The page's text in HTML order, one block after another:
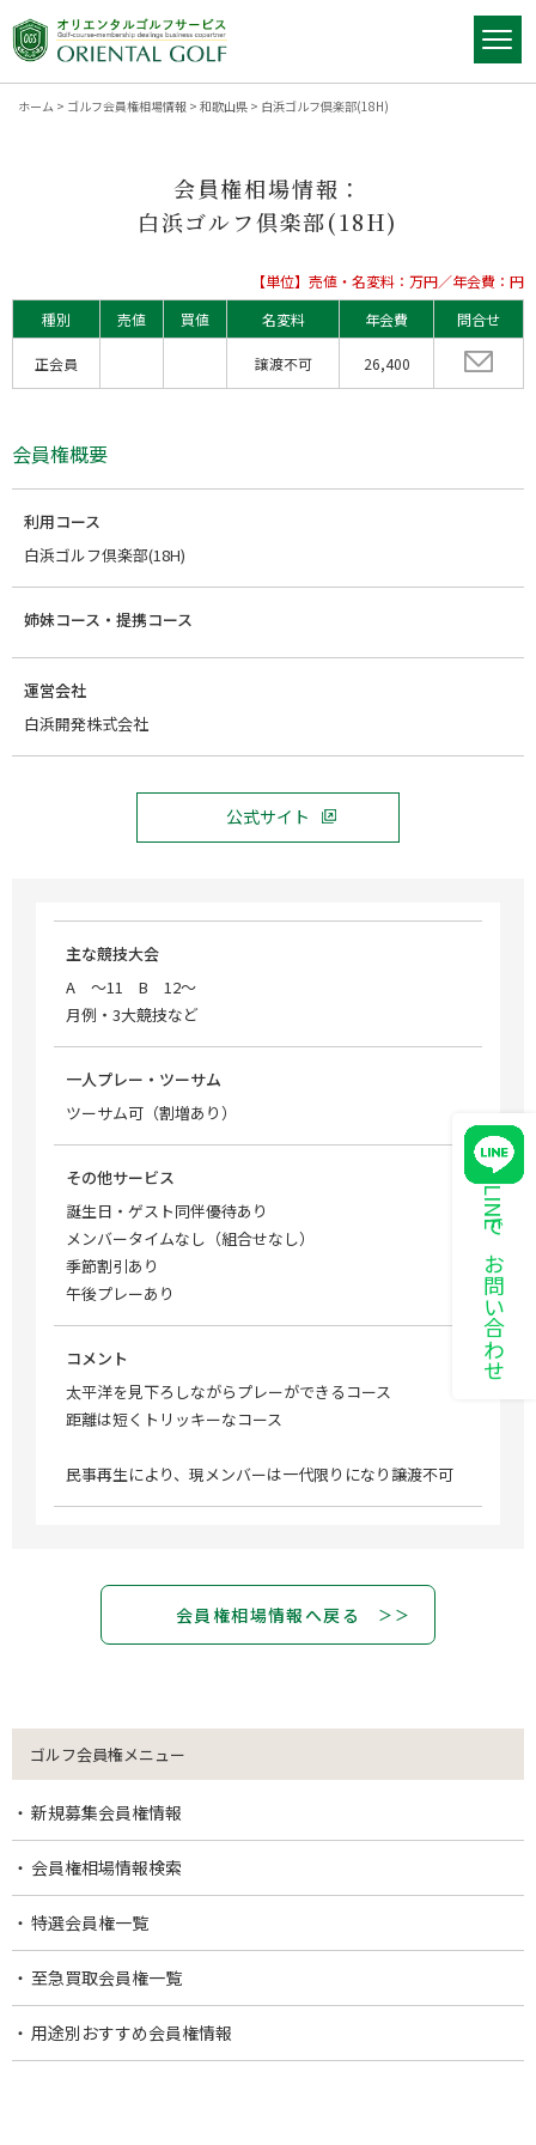
LINEでお問い合わせ
ホーム > ゴルフ会員権相場情報 > 和歌山県 > 白浜ゴルフ倶楽部(18H)
会員権相場情報：
白浜ゴルフ倶楽部(18H)
【単位】売値・名変料：万円／年会費：円
種別
売値 買値 名変料 年会費 問合せ
正会員 譲渡不可 26,400
会員権概要
利用コース
白浜ゴルフ倶楽部(18H)
姉妹コース・提携コース
運営会社
白浜開発株式会社
公式サイト
主な競技大会
A ～11 B 12～
月例・3大競技など
一人プレー・ツーサム
ツーサム可（割増あり）
その他サービス
誕生日・ゲスト同伴優待あり
メンバータイムなし（組合せなし）
季節割引あり
午後プレーあり
コメント
太平洋を見下ろしながらプレーができるコース
距離は短くトリッキーなコース
民事再生により、現メンバーは一代限りになり譲渡不可
会員権相場情報へ戻る
ゴルフ会員権メニュー
新規募集会員権情報
会員権相場情報検索
特選会員権一覧
至急買取会員権一覧
用途別おすすめ会員権情報